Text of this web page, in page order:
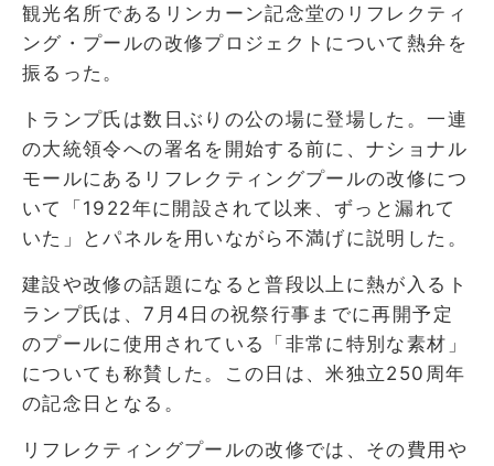
観光名所であるリンカーン記念堂のリフレクティ
ング・プールの改修プロジェクトについて熱弁を
振るった。
トランプ氏は数日ぶりの公の場に登場した。一連
の大統領令への署名を開始する前に、ナショナル
モールにあるリフレクティングプールの改修につ
いて「1922年に開設されて以来、ずっと漏れて
いた」とパネルを用いながら不満げに説明した。
建設や改修の話題になると普段以上に熱が入るト
ランプ氏は、7月4日の祝祭行事までに再開予定
のプールに使用されている「非常に特別な素材」
についても称賛した。この日は、米独立250周年
の記念日となる。
リフレクティングプールの改修では、その費用や